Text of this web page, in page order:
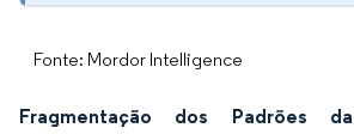
Fonte: Mordor Intelligence
Fragmentação dos Padrões